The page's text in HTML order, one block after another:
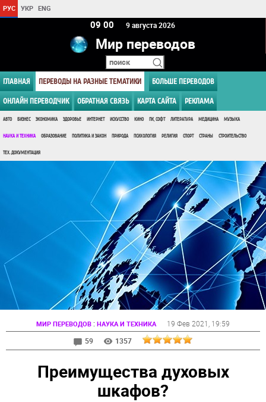
РУС УКР ENG
09:00 9 августа 2026
Мир переводов
ГЛАВНАЯ ПЕРЕВОДЫ НА РАЗНЫЕ ТЕМАТИКИ БОЛЬШЕ ПЕРЕВОДОВ
ОНЛАЙН ПЕРЕВОДЧИК ОБРАТНАЯ СВЯЗЬ КАРТА САЙТА РЕКЛАМА
АВТО БИЗНЕС ЭКОНОМИКА ЗДОРОВЬЕ ИНТЕРНЕТ ИСКУССТВО КИНО ПК, СОФТ ЛИТЕРАТУРА МЕДИЦИНА МУЗЫКА
НАУКА И ТЕХНИКА ОБРАЗОВАНИЕ ПОЛИТИКА И ЗАКОН ПРИРОДА ПСИХОЛОГИЯ РЕЛИГИЯ СПОРТ СТРАНЫ СТРОИТЕЛЬСТВО
ТЕХ. ДОКУМЕНТАЦИЯ
МИР ПЕРЕВОДОВ : НАУКА И ТЕХНИКА 19 Фев 2021 , 19:59
59
1357
Преимущества духовых
шкафов?